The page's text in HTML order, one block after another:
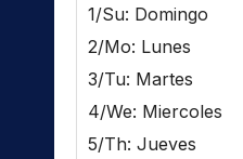
1/Su: Domingo
2/Mo: Lunes
3/Tu: Martes
4/We: Miercoles
5/Th: Jueves